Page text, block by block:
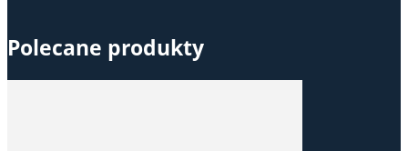
Polecane produkty